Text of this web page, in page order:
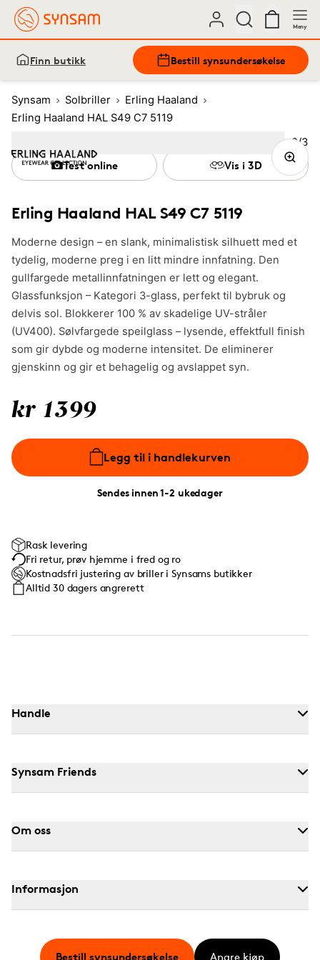
Meny
Finn butikk Bestill synsundersøkelse
Synsam Solbriller
Erling Haaland
Erling Haaland HAL S49 C7 5119
Erling Haaland HAL S49 C7 5119
Moderne design – en slank, minimalistisk silhuett med et
tydelig, moderne preg i en litt mindre innfatning. Den
gullfargede metallinnfatningen er lett og elegant.
Glassfunksjon – Kategori 3-glass, perfekt til bybruk og
delvis sol. Blokkerer 100 % av skadelige UV-stråler
(UV400). Sølvfargede speilglass – lysende, effektfull finish
som gir dybde og moderne intensitet. De eliminerer
gjenskinn og gir et behagelig og avslappet syn.
kr 1399
Legg til i handlekurven
Sendes innen 1-2 ukedager
Test online Vis i 3D
Rask levering
Fri retur, prøv hjemme i fred og ro
Kostnadsfri justering av briller i Synsams butikker
Alltid 30 dagers angrerett
Bilde
2/3
Image1 3
Handle
Synsam Friends
Om oss
Informasjon
Bestill synsundersøkelse Angre kjøp